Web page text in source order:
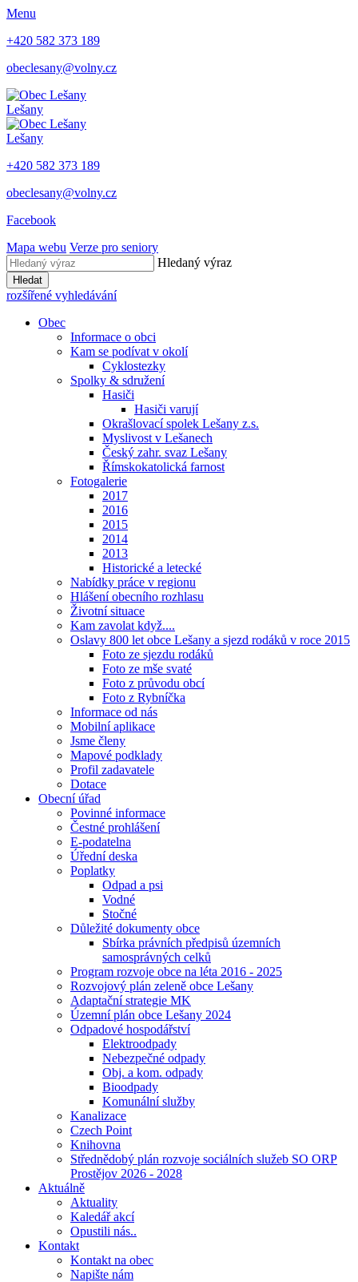
Menu
+420 582 373 189
obeclesany@volny.cz
Lešany
Lešany
+420 582 373 189
obeclesany@volny.cz
Facebook
Mapa webu Verze pro seniory
Hledaný výraz
Hledat
rozšířené vyhledávání
Obec
Informace o obci
Kam se podívat v okolí
Cyklostezky
Spolky & sdružení
Hasiči
Hasiči varují
Okrašlovací spolek Lešany z.s.
Myslivost v Lešanech
Český zahr. svaz Lešany
Římskokatolická farnost
Fotogalerie
2017
2016
2015
2014
2013
Historické a letecké
Nabídky práce v regionu
Hlášení obecního rozhlasu
Životní situace
Kam zavolat když....
Oslavy 800 let obce Lešany a sjezd rodáků v roce 2015
Foto ze sjezdu rodáků
Foto ze mše svaté
Foto z průvodu obcí
Foto z Rybníčka
Informace od nás
Mobilní aplikace
Jsme členy
Mapové podklady
Profil zadavatele
Dotace
Obecní úřad
Povinné informace
Čestné prohlášení
E-podatelna
Úřední deska
Poplatky
Odpad a psi
Vodné
Stočné
Důležité dokumenty obce
Sbírka právních předpisů územních
samosprávných celků
Program rozvoje obce na léta 2016 - 2025
Rozvojový plán zeleně obce Lešany
Adaptační strategie MK
Územní plán obce Lešany 2024
Odpadové hospodářství
Elektroodpady
Nebezpečné odpady
Obj. a kom. odpady
Bioodpady
Komunální služby
Kanalizace
Czech Point
Knihovna
Střednědobý plán rozvoje sociálních služeb SO ORP
Prostějov 2026 - 2028
Aktuálně
Aktuality
Kaledář akcí
Opustili nás..
Kontakt
Kontakt na obec
Napište nám